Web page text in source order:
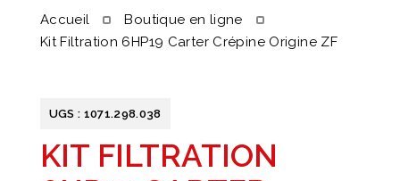
Accueil
Boutique en ligne
Kit Filtration 6HP19 Carter Crépine Origine ZF
UGS : 1071.298.038
KIT FILTRATION